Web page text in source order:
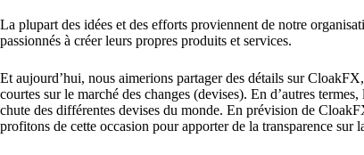
La plupart des idées et des efforts proviennent de notre
passionnés à créer leurs propres produits et services.
Et aujourd’hui, nous aimerions partager des détails sur
courtes sur le marché des changes (devises). En d’autres
chute des différentes devises du monde. En prévision de
profitons de cette occasion pour apporter de la transparence